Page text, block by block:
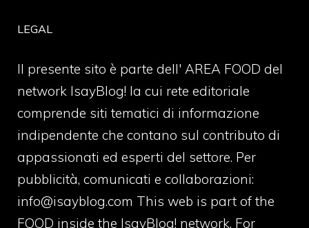
LEGAL
Il presente sito è parte dell' AREA FOOD del
network IsayBlog! la cui rete editoriale
comprende siti tematici di informazione
indipendente che contano sul contributo di
appassionati ed esperti del settore. Per
pubblicità, comunicati e collaborazioni:
info@isayblog.com This web is part of the
FOOD inside the IsayBlog! network. For